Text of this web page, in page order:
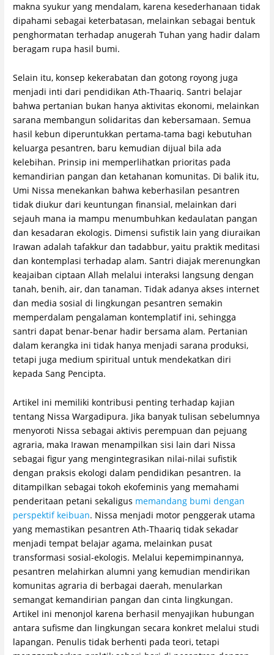
makna syukur yang mendalam, karena kesederhanaan tidak
dipahami sebagai keterbatasan, melainkan sebagai bentuk
penghormatan terhadap anugerah Tuhan yang hadir dalam
beragam rupa hasil bumi.
Selain itu, konsep kekerabatan dan gotong royong juga
menjadi inti dari pendidikan Ath-Thaariq. Santri belajar
bahwa pertanian bukan hanya aktivitas ekonomi, melainkan
sarana membangun solidaritas dan kebersamaan. Semua
hasil kebun diperuntukkan pertama-tama bagi kebutuhan
keluarga pesantren, baru kemudian dijual bila ada
kelebihan. Prinsip ini memperlihatkan prioritas pada
kemandirian pangan dan ketahanan komunitas. Di balik itu,
Umi Nissa menekankan bahwa keberhasilan pesantren
tidak diukur dari keuntungan finansial, melainkan dari
sejauh mana ia mampu menumbuhkan kedaulatan pangan
dan kesadaran ekologis. Dimensi sufistik lain yang diuraikan
Irawan adalah tafakkur dan tadabbur, yaitu praktik meditasi
dan kontemplasi terhadap alam. Santri diajak merenungkan
keajaiban ciptaan Allah melalui interaksi langsung dengan
tanah, benih, air, dan tanaman. Tidak adanya akses internet
dan media sosial di lingkungan pesantren semakin
memperdalam pengalaman kontemplatif ini, sehingga
santri dapat benar-benar hadir bersama alam. Pertanian
dalam kerangka ini tidak hanya menjadi sarana produksi,
tetapi juga medium spiritual untuk mendekatkan diri
kepada Sang Pencipta.
Artikel ini memiliki kontribusi penting terhadap kajian
tentang Nissa Wargadipura. Jika banyak tulisan sebelumnya
menyoroti Nissa sebagai aktivis perempuan dan pejuang
agraria, maka Irawan menampilkan sisi lain dari Nissa
sebagai figur yang mengintegrasikan nilai-nilai sufistik
dengan praksis ekologi dalam pendidikan pesantren. Ia
ditampilkan sebagai tokoh ekofeminis yang memahami
penderitaan petani sekaligus memandang bumi dengan
perspektif keibuan. Nissa menjadi motor penggerak utama
yang memastikan pesantren Ath-Thaariq tidak sekadar
menjadi tempat belajar agama, melainkan pusat
transformasi sosial-ekologis. Melalui kepemimpinannya,
pesantren melahirkan alumni yang kemudian mendirikan
komunitas agraria di berbagai daerah, menularkan
semangat kemandirian pangan dan cinta lingkungan.
Artikel ini menonjol karena berhasil menyajikan hubungan
antara sufisme dan lingkungan secara konkret melalui studi
lapangan. Penulis tidak berhenti pada teori, tetapi